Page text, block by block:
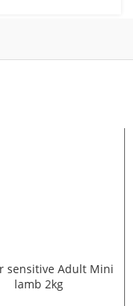
sensitive Adult Mini
lamb 2kg